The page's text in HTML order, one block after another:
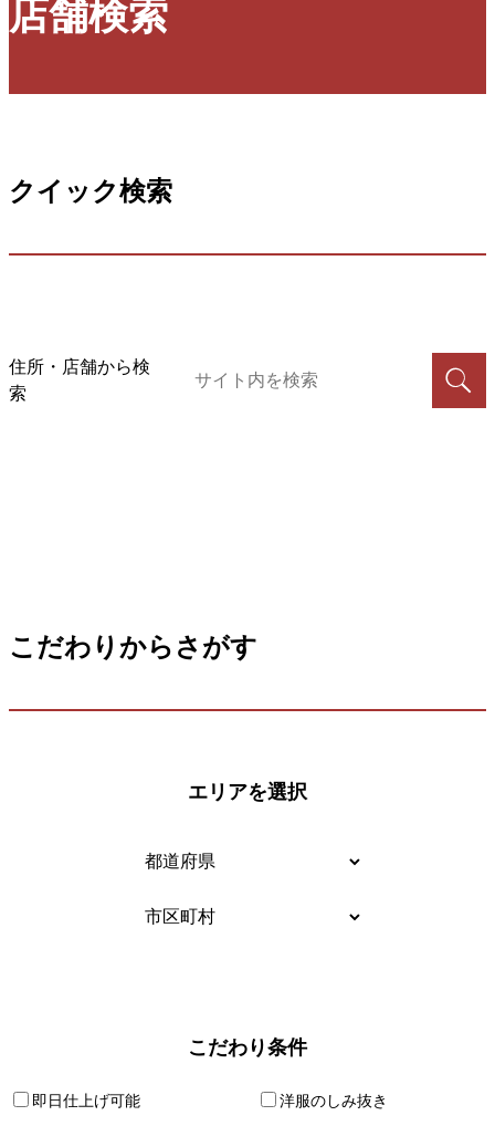
店舗検索
クイック検索
住所・店舗から検
索
こだわりからさがす
エリアを選択
こだわり条件
即日仕上げ可能 洋服のしみ抜き